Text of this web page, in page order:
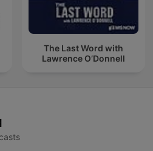
The Last Word with
Lawrence O’Donnell